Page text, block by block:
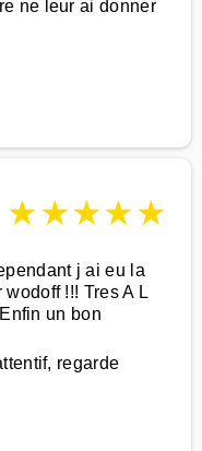
ne leur ai donner
★★★★★
j ai eu la
!!! Tres A L
un bon
regarde